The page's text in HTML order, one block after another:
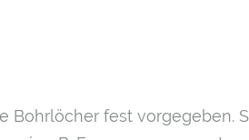
Bohrlöcher fest vorgegeben.